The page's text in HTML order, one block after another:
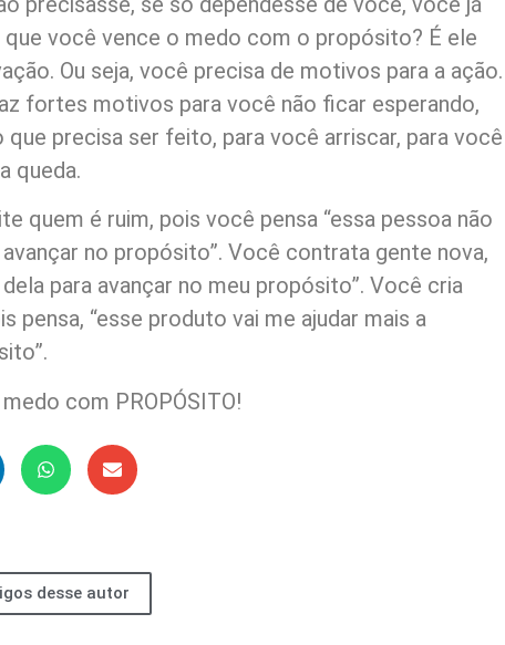
você vence o medo com o propósito? É ele
Ou seja, você precisa de motivos para a ação.
fortes motivos para você não ficar esperando,
que precisa ser feito, para você arriscar, para você
queda.
quem é ruim, pois você pensa “essa pessoa não
no propósito”. Você contrata gente nova,
para avançar no meu propósito”. Você cria
pensa, “esse produto vai me ajudar mais a
com PROPÓSITO!
desse autor